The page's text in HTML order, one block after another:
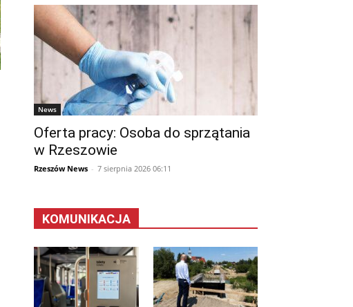
News
Oferta pracy: Osoba do sprzątania
w Rzeszowie
Rzeszów News - 7 sierpnia 2026 06:11
KOMUNIKACJA